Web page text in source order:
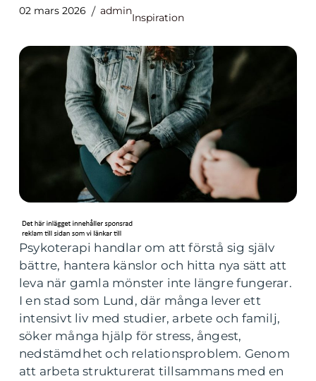
02 mars 2026 admin
Inspiration
Psykoterapi handlar om att förstå sig själv
bättre, hantera känslor och hitta nya sätt att
leva när gamla mönster inte längre fungerar.
I en stad som Lund, där många lever ett
intensivt liv med studier, arbete och familj,
söker många hjälp för stress, ångest,
nedstämdhet och relationsproblem. Genom
att arbeta strukturerat tillsammans med en